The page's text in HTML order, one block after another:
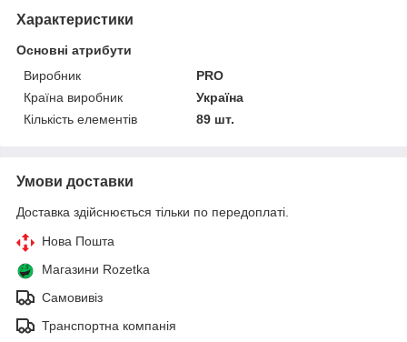
Характеристики
Основні атрибути
Виробник
PRO
Країна виробник
Україна
Кількість елементів
89 шт.
Умови доставки
Доставка здійснюється тільки по передоплаті.
Нова Пошта
Магазини Rozetka
Самовивіз
Транспортна компанія